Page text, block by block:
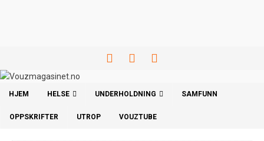
HJEM HELSE UNDERHOLDNING SAMFUNN
OPPSKRIFTER UTROP VOUZTUBE